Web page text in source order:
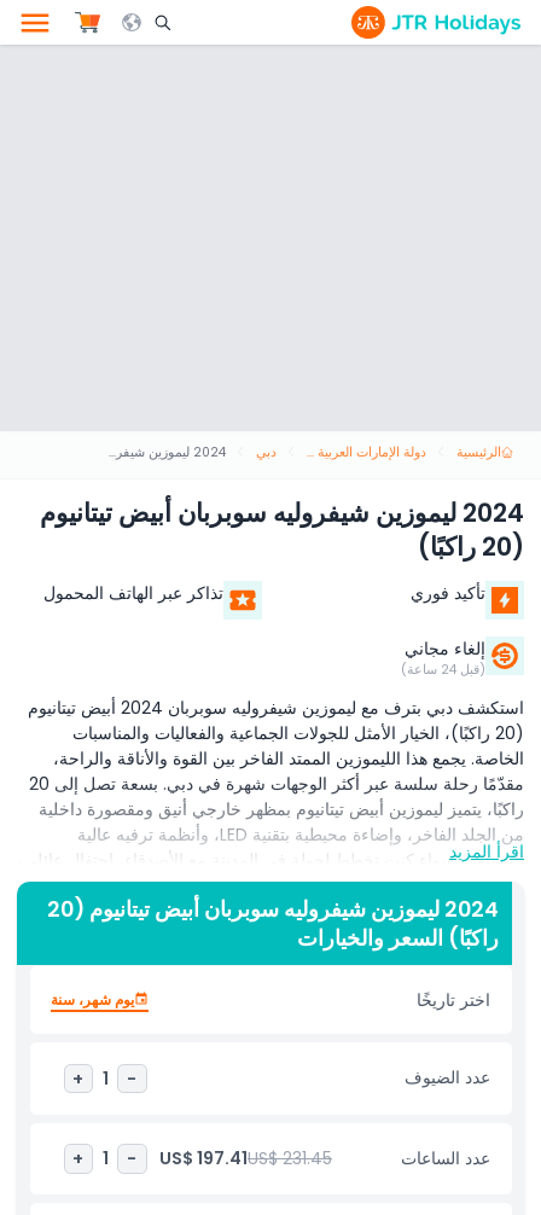
Search Opener Icon
الرئيسية دولة الإمارات العربية المتحدة دبي 2024 ليموزين شيفروليه سوبربان أبيض تيتانيوم (20 راكبًا)
2024 ليموزين شيفروليه سوبربان أبيض تيتانيوم
(20 راكبًا)
تأكيد فوري تذاكر عبر الهاتف المحمول
إلغاء مجاني
(قبل 24 ساعة)
استكشف دبي بترف مع ليموزين شيفروليه سوبربان 2024 أبيض تيتانيوم
(20 راكبًا)، الخيار الأمثل للجولات الجماعية والفعاليات والمناسبات
الخاصة. يجمع هذا الليموزين الممتد الفاخر بين القوة والأناقة والراحة،
مقدّمًا رحلة سلسة عبر أكثر الوجهات شهرة في دبي. بسعة تصل إلى 20
راكبًا، يتميز ليموزين أبيض تيتانيوم بمظهر خارجي أنيق ومقصورة داخلية
من الجلد الفاخر، وإضاءة محيطية بتقنية LED، وأنظمة ترفيه عالية
المستوى. سواء كنت تخطط لجولة في المدينة مع الأصدقاء، احتفال عائلي،
أو رحلة عمل لكبار الشخصيات، هذا الليموزين يضمن تجربة أنيقة ولا
تُنسى. تشمل جولتك في دبي زيارات لأهم المعالم مثل برج خليفة، مول
دبي، مارينا دبي، نخلة جميرا، وخور دبي، وكل ذلك بينما تستمتع براحة
وفخامة ليموزين فئة راقية. نقدم حجوزات بالساعة، اتجاه واحد، وذهاب
وإياب مصممة حسب احتياجاتك. تتوفر إضافات مثل كعكات أعياد الميلاد،
تجهيزات عروض الزواج، أو زينة أعياد الميلاد حسب الطلب. احجز جولتك
اقرأ المزيد
2024 ليموزين شيفروليه سوبربان أبيض تيتانيوم (20
راكبًا) السعر والخيارات
اختر تاريخًا يوم شهر، سنة
عدد الضيوف -
1
+
عدد الساعات US$ 231.45
US$ 197.41
-
1
+